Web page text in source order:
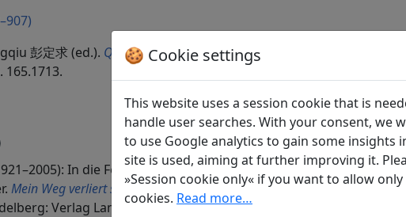
彭定求 (ed.). Quan Tang shi全唐詩(Complete Tang Poems)
In die Ferne gesandt
Mein Weg verliert sich fern in weißen Wolken. Chinesische Lyrik aus drei
Verlag Lambert Schneider, 1988. p. 92.
🍪 Cookie settings
This website uses a session cookie that is
handle user searches. With your consent, we
to use Google analytics to gain some insights
site is used, aiming at further improving it.
»Session cookie only« if you want to allow only
cookies. Read more…